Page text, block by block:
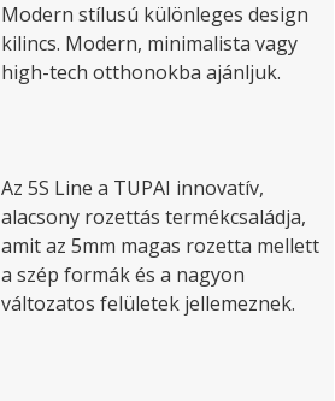
Modern stílusú különleges design
kilincs. Modern, minimalista vagy
high-tech otthonokba ajánljuk.
Az 5S Line a TUPAI innovatív,
alacsony rozettás termékcsaládja,
amit az 5mm magas rozetta mellett
a szép formák és a nagyon
változatos felületek jellemeznek.